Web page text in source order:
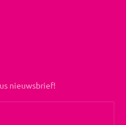
nieuwsbrief!